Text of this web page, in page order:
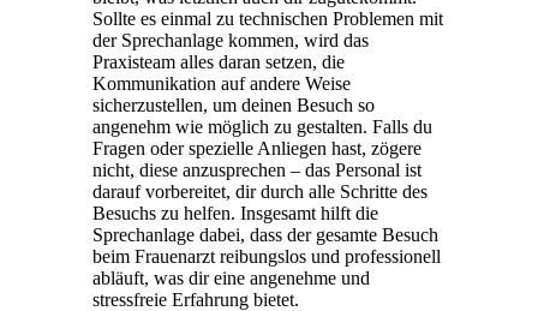
Sollte es einmal zu technischen Problemen mit
der Sprechanlage kommen, wird das
Praxisteam alles daran setzen, die
Kommunikation auf andere Weise
sicherzustellen, um deinen Besuch so
angenehm wie möglich zu gestalten. Falls du
Fragen oder spezielle Anliegen hast, zögere
nicht, diese anzusprechen – das Personal ist
darauf vorbereitet, dir durch alle Schritte des
Besuchs zu helfen. Insgesamt hilft die
Sprechanlage dabei, dass der gesamte Besuch
beim Frauenarzt reibungslos und professionell
abläuft, was dir eine angenehme und
stressfreie Erfahrung bietet.